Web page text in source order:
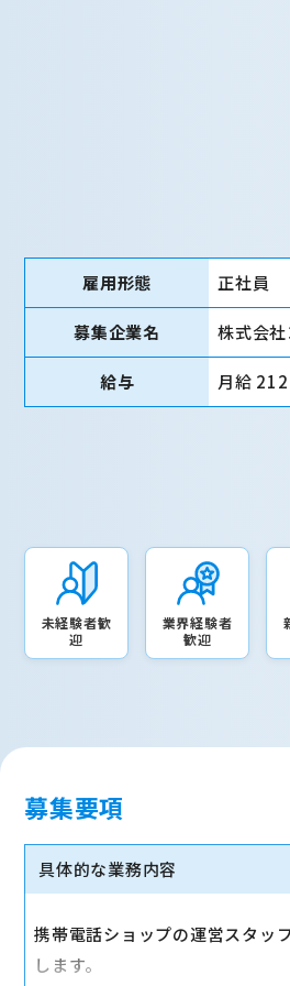
雇用形態 正社員
募集企業名 株式会
給与 月給
未経験者歓
迎
業界経験者
歓迎
募集要項
具体的な業務内容
携帯電話ショップの運営スタ
します。